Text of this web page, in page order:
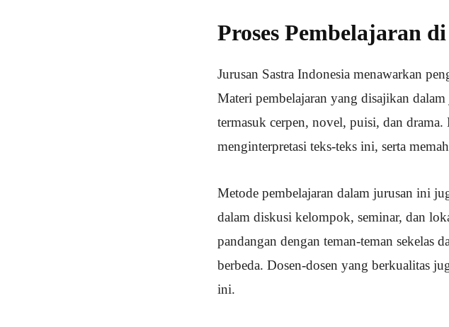
Proses Pembelajaran
Jurusan Sastra Indonesia menawarkan
Materi pembelajaran yang disajikan
termasuk cerpen, novel, puisi, dan
menginterpretasi teks-teks ini, serta
Metode pembelajaran dalam jurusan ini
dalam diskusi kelompok, seminar, dan
pandangan dengan teman-teman sekelas
berbeda. Dosen-dosen yang berkualitas
ini.